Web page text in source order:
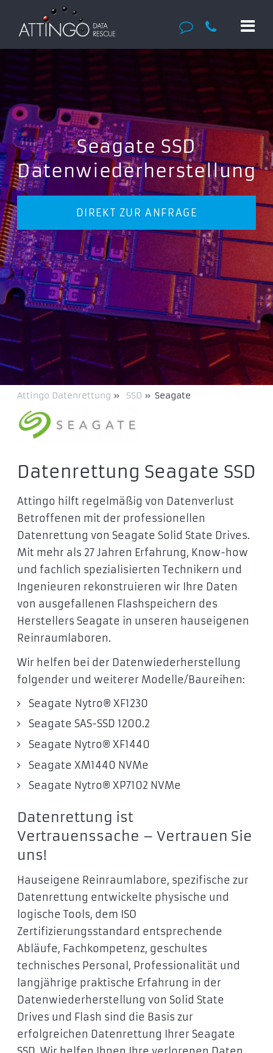
Seagate SSD
Datenwiederherstellung
DIREKT ZUR ANFRAGE
Attingo Datenrettung » SSD » Seagate
Datenrettung Seagate SSD
Attingo hilft regelmäßig von Datenverlust
Betroffenen mit der professionellen
Datenrettung von Seagate Solid State Drives.
Mit mehr als 27 Jahren Erfahrung, Know-how
und fachlich spezialisierten Technikern und
Ingenieuren rekonstruieren wir Ihre Daten
von ausgefallenen Flashspeichern des
Herstellers Seagate in unseren hauseigenen
Reinraumlaboren.
Wir helfen bei der Datenwiederherstellung
folgender und weiterer Modelle/Baureihen:
Seagate Nytro® XF1230
Seagate SAS-SSD 1200.2
Seagate Nytro® XF1440
Seagate XM1440 NVMe
Seagate Nytro® XP7102 NVMe
Datenrettung ist
Vertrauenssache – Vertrauen Sie
uns!
Hauseigene Reinraumlabore, spezifische zur
Datenrettung entwickelte physische und
logische Tools, dem ISO
Zertifizierungsstandard entsprechende
Abläufe, Fachkompetenz, geschultes
technisches Personal, Professionalität und
langjährige praktische Erfahrung in der
Datenwiederherstellung von Solid State
Drives und Flash sind die Basis zur
erfolgreichen Datenrettung Ihrer Seagate